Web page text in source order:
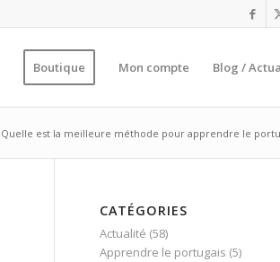
Boutique Mon compte Blog /
Quelle est la meilleure méthode pour apprendre le
CATÉGORIES
Actualité (58)
Apprendre le portugais (5)